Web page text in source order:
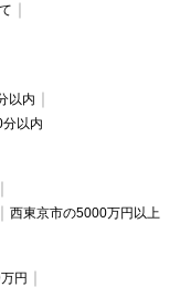
以内
以内
西東京市の5000万円以上
円